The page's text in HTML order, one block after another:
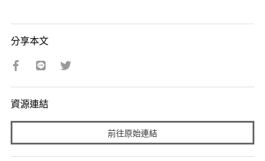
分享本文
資源連結
前往原始連結